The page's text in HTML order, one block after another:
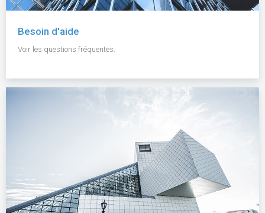
Besoin d'aide
Voir les questions fréquentes.